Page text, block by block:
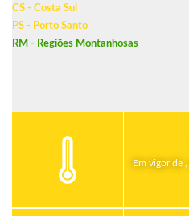
CS - Costa Sul
PS - Porto Santo
RM - Regiões Montanhosas
Em vigor de